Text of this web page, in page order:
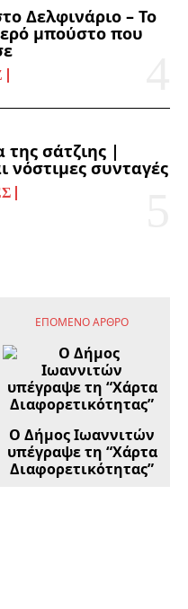
Δελφινάριο – Το
μπούστο που
της σάτζιης |
νόστιμες συνταγές
ΕΠΌΜΕΝΟ ΆΡΘΡΟ
Ο Δήμος Ιωαννιτών
υπέγραψε τη “Χάρτα
Διαφορετικότητας”